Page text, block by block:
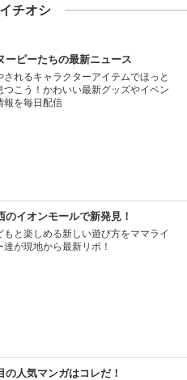
チオシ
ーピーたちの最新ニュース
されるキャラクターアイテムでほっと
つこう！かわいい最新グッズやイベン
報を毎日配信
のイオンモールで新発見！
もと楽しめる新しい遊び方をママライ
達が現地から最新リポ！
の人気マンガはコレだ！